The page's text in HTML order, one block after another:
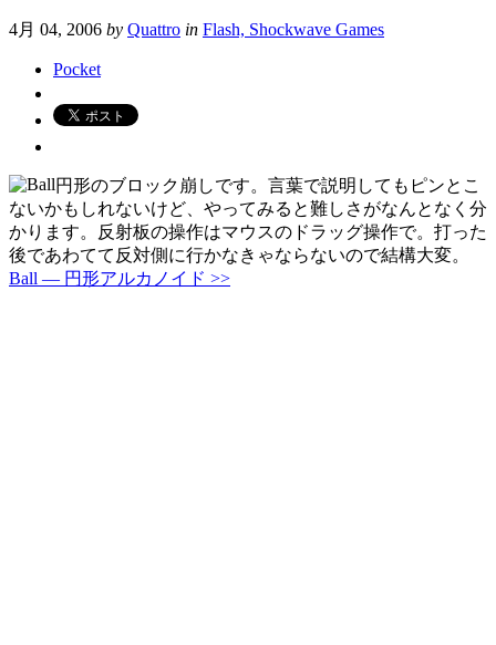
4月 04, 2006 by Quattro in Flash, Shockwave Games
Pocket
円形のブロック崩しです。言葉で説明してもピンとこ
ないかもしれないけど、やってみると難しさがなんとなく分
かります。反射板の操作はマウスのドラッグ操作で。打った
後であわてて反対側に行かなきゃならないので結構大変。
Ball — 円形アルカノイド >>